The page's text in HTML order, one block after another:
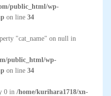
public_html/wp-
on line 34
"cat_name" on null in
public_html/wp-
on line 34
0 in /home/kurihara1718/xn-